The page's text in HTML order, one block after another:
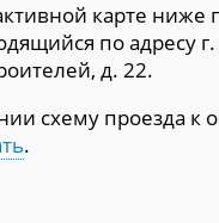
карте ниже
по адресу
д. 22.
схему проезда к
.